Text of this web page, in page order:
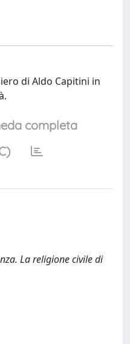
di Aldo Capitini in
completa
La religione civile di